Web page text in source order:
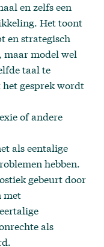
en zelfs een
Het toont
en strategisch
maar model wel
taal te
gesprek wordt
of andere
als eentalige
hebben.
gebeurt door
met
als